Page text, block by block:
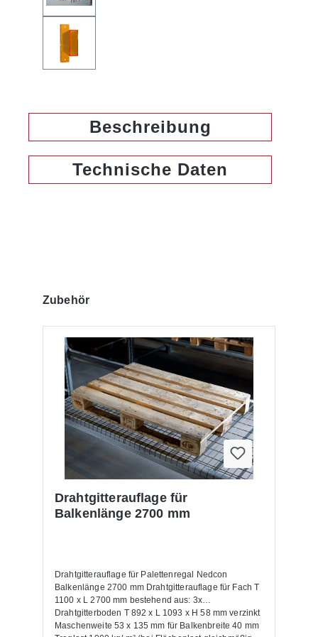
Beschreibung
Technische Daten
Produktgalerie überspringen
Zubehör
Drahtgitterauflage für
Balkenlänge 2700 mm
Drahtgitterauflage für Palettenregal Nedcon
Balkenlänge 2700 mm Drahtgitterauflage für Fach T
1100 x L 2700 mm bestehend aus: 3x
Drahtgitterboden T 892 x L 1093 x H 58 mm verzinkt
Maschenweite 53 x 135 mm für Balkenbreite 40 mm